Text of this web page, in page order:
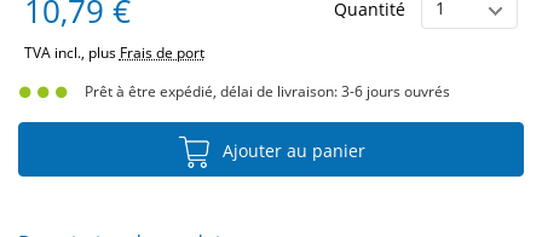
10,79 € Quantité
TVA incl., plus Frais de port
Prêt à être expédié, délai de livraison: 3-6 jours ouvrés
Ajouter au panier